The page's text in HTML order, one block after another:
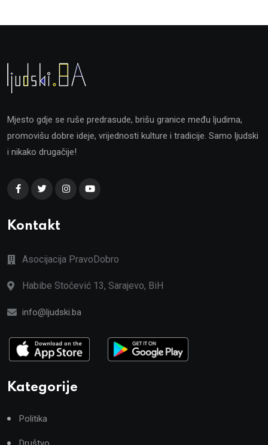
Mjesto gdje se ruše predrasude, brišu granice među ljudima,
promovišu dobre ideje, vrijednosti kulture i tradicije. Samo ljudski
i nikako drugačije!
Kontakt
Asocijacija PravoDobro
Habibe Stočević 13, Sarajevo, BiH
info@ljudski.ba
Kategorije
Politika